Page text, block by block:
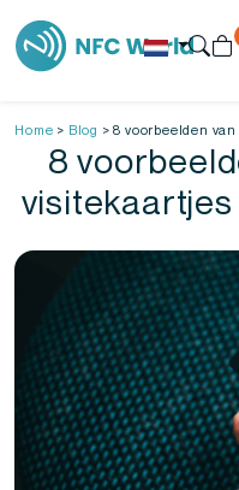
Home > Blog >8 voorbeelden
8
visitekaartjes